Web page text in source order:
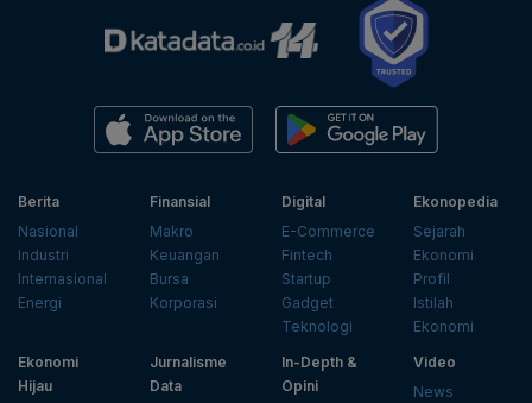
Berita
Nasional
Industri
Internasional
Energi
Finansial
Makro
Keuangan
Bursa
Korporasi
Digital
E-Commerce
Fintech
Startup
Gadget
Teknologi
Ekonopedia
Sejarah
Ekonomi
Profil
Istilah
Ekonomi
Ekonomi
Hijau
Jurnalisme
Data
In-Depth &
Opini
Video
News